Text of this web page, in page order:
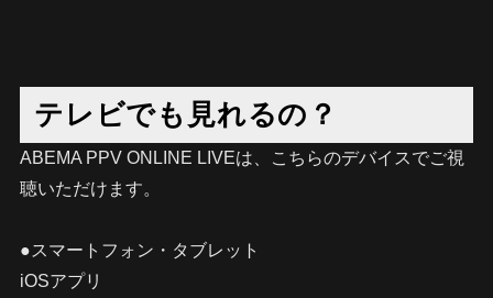
テレビでも見れるの？
ABEMA PPV ONLINE LIVEは、こちらのデバイスでご視
聴いただけます。
●スマートフォン・タブレット
iOSアプリ